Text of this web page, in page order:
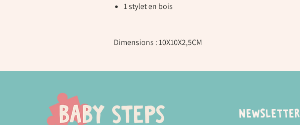
1 stylet en bois
Dimensions : 10X10X2,5CM
Newsletter